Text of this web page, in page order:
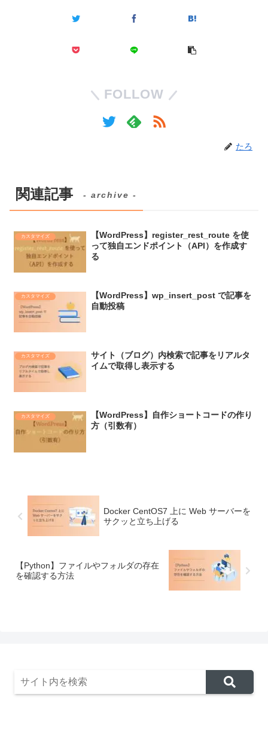
FOLLOW
たろ
関連記事 - archive -
カスタマイズ
【WordPress】register_rest_route を使
って独自エンドポイント（API）を作成す
る
カスタマイズ
【WordPress】wp_insert_post で記事を
自動投稿
カスタマイズ
サイト（ブログ）内検索で記事をリアルタ
イムで取得し表示する
カスタマイズ
【WordPress】自作ショートコードの作り
方（引数有）
Docker CentOS7 上に Web サーバーを
サクッと立ち上げる
【Python】ファイルやフォルダの存在
を確認する方法